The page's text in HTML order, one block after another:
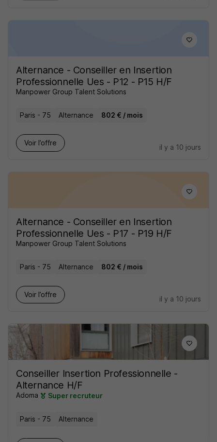
Alternance - Conseiller en Insertion
Professionnelle Ues - P12 - P15 H/F
Manpower Group Talent Solutions
Paris - 75 Alternance 802 € / mois
Voir l’offre
il y a 10 jours
Alternance - Conseiller en Insertion
Professionnelle Ues - P17 - P19 H/F
Manpower Group Talent Solutions
Paris - 75 Alternance 802 € / mois
Voir l’offre
il y a 10 jours
Conseiller Insertion Professionnelle -
Alternance H/F
Adoma Super recruteur
Paris - 75 Alternance